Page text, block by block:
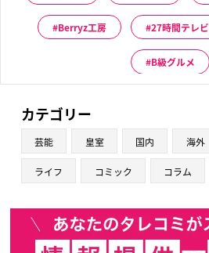
Berryz工房 27時間テレビ
B級グルメ
カテゴリー
芸能 皇室 国内 海外
ライフ コミック コラム